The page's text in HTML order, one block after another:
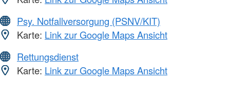
Psy. Notfallversorgung (PSNV/KIT)
Karte: Link zur Google Maps Ansicht
Rettungsdienst
Karte: Link zur Google Maps Ansicht